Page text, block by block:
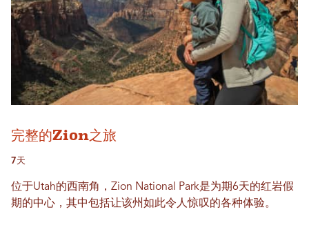
完整的Zion之旅
7天
位于Utah的西南角，Zion National Park是为期6天的红岩假
期的中心，其中包括让该州如此令人惊叹的各种体验。